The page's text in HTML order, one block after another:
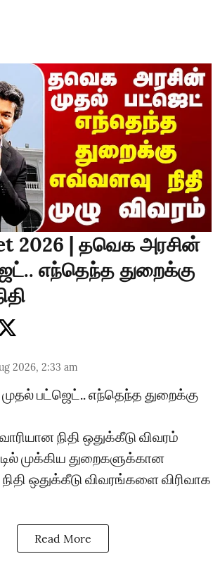
2026 | தவெக அரசின்
எந்தெந்த துறைக்கு
2026, 2:33 am
பட்ஜெட்.. எந்தெந்த துறைக்கு
நிதி ஒதுக்கீடு விவரம்
முக்கிய துறைகளுக்கான
ஒதுக்கீடு விவரங்களை விரிவாக
Read More